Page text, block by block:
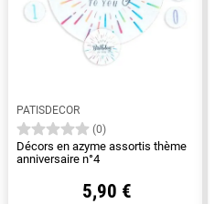
PATISDECOR
(0)
Décors en azyme assortis thème
anniversaire n°4
5,90 €